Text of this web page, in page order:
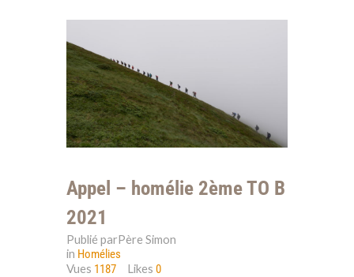
Appel – homélie 2ème TO B
2021
Publié parPère Simon
in Homélies
Vues 1187 Likes0